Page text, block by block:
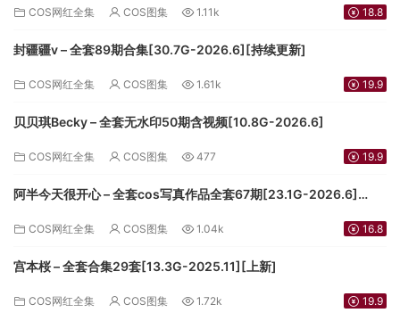
COS网红全集 COS图集 1.11k 18.8
封疆疆v – 全套89期合集[30.7G-2026.6][持续更新]
COS网红全集 COS图集 1.61k 19.9
贝贝琪Becky – 全套无水印50期含视频[10.8G-2026.6]
COS网红全集 COS图集 477 19.9
阿半今天很开心 – 全套cos写真作品全套67期[23.1G-2026.6]
COS网红全集 COS图集 1.04k 16.8
宫本桜 – 全套合集29套[13.3G-2025.11][上新]
COS网红全集 COS图集 1.72k 19.9